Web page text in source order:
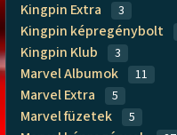
Kingpin Extra 3
Kingpin képregénybolt
Kingpin Klub 3
Marvel Albumok 11
Marvel Extra 5
Marvel füzetek 5